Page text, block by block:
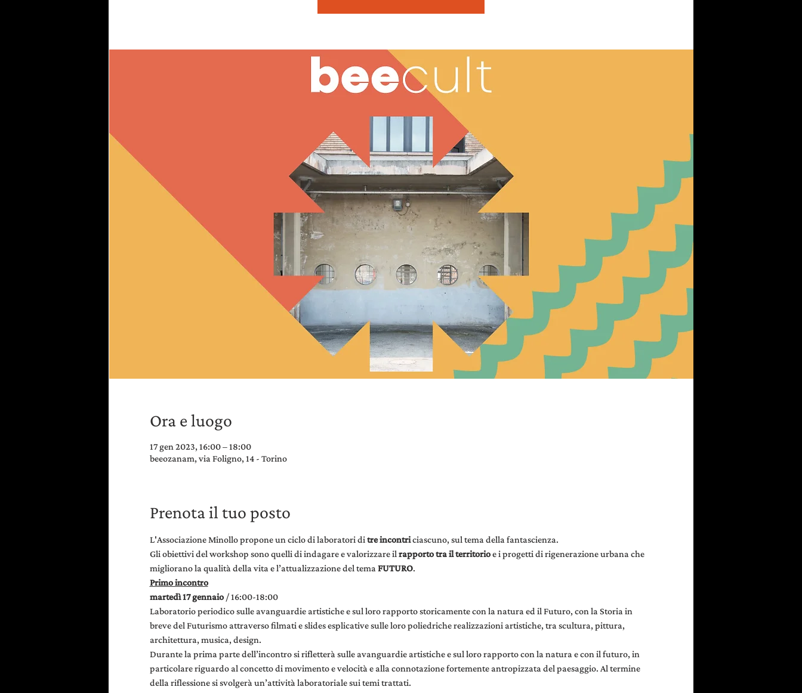
Ora e luogo
17 gen 2023, 16:00 – 18:00
beeozanam, via Foligno, 14 - Torino
Prenota il tuo posto
L'Associazione Minollo propone un ciclo di laboratori di tre incontri ciascuno, sul tema della fantascienza.
Gli obiettivi del workshop sono quelli di indagare e valorizzare il rapporto tra il territorio e i progetti di rigenerazione urbana che
migliorano la qualità della vita e l’attualizzazione del tema FUTURO.
Primo incontro
martedì 17 gennaio / 16:00-18:00
Laboratorio periodico sulle avanguardie artistiche e sul loro rapporto storicamente con la natura ed il Futuro, con la Storia in
breve del Futurismo attraverso filmati e slides esplicative sulle loro poliedriche realizzazioni artistiche, tra scultura, pittura,
architettura, musica, design.
Durante la prima parte dell’incontro si rifletterà sulle avanguardie artistiche e sul loro rapporto con la natura e con il futuro, in
particolare riguardo al concetto di movimento e velocità e alla connotazione fortemente antropizzata del paesaggio. Al termine
della riflessione si svolgerà un’attività laboratoriale sui temi trattati.